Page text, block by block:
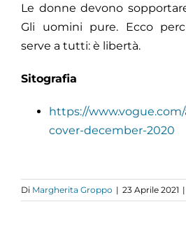
Le donne devono
Gli uomini pure. Ecco
serve a tutti: è libertà.
Sitografia
https://
cover-december-2020
Di Margherita Groppo | 23 Aprile 2021 |